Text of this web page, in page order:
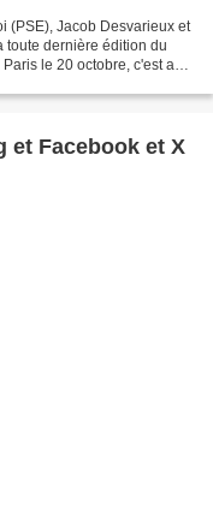
(PSE), Jacob Desvarieux et
toute dernière édition du
le 20 octobre, c'est au